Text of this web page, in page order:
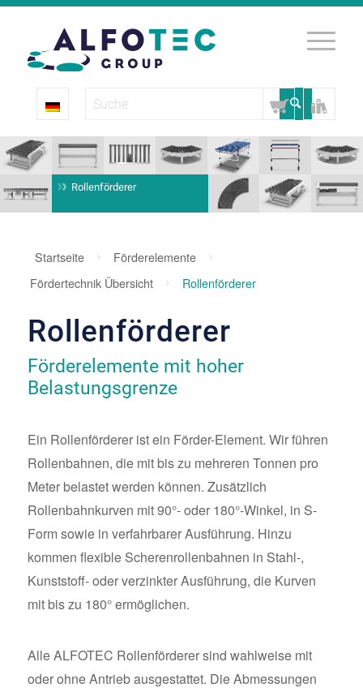
Rollenförderer
Startseite
Förderelemente
Fördertechnik Übersicht
Rollenförderer
Rollenförderer
Förderelemente mit hoher
Belastungsgrenze
Ein Rollenförderer ist ein Förder-Element. Wir führen
Rollenbahnen, die mit bis zu mehreren Tonnen pro
Meter belastet werden können. Zusätzlich
Rollenbahnkurven mit 90°- oder 180°-Winkel, in S-
Form sowie in verfahrbarer Ausführung. Hinzu
kommen flexible Scherenrollenbahnen in Stahl-,
Kunststoff- oder verzinkter Ausführung, die Kurven
mit bis zu 180° ermöglichen.
Alle ALFOTEC Rollenförderer sind wahlweise mit
oder ohne Antrieb ausgestattet. Die Abmessungen